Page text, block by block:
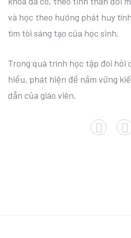
và học theo hướng phát huy
tìm tòi sáng tạo của học sinh.
Trong quá trình học tập đòi hỏi
hiểu, phát hiện để nắm vững
dẫn của giáo viên.